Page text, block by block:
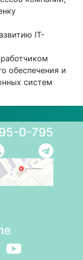
IT-
обеспечения и
систем
0-795